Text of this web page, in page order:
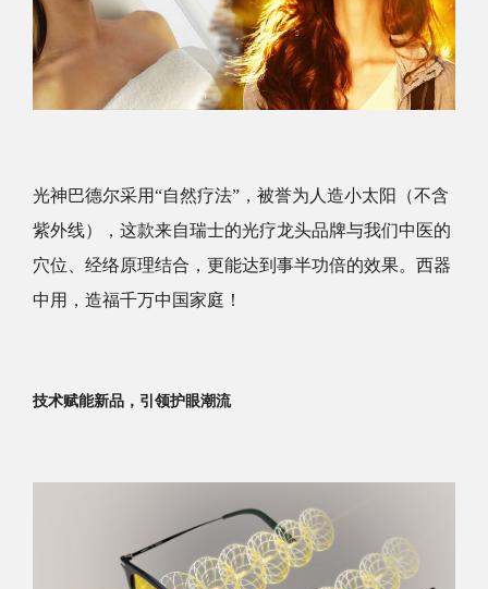
光神巴德尔采用“自然疗法”，被誉为人造小太阳（不含
紫外线），这款来自瑞士的光疗龙头品牌与我们中医的
穴位、经络原理结合，更能达到事半功倍的效果。西器
中用，造福千万中国家庭！
技术赋能新品，引领护眼潮流